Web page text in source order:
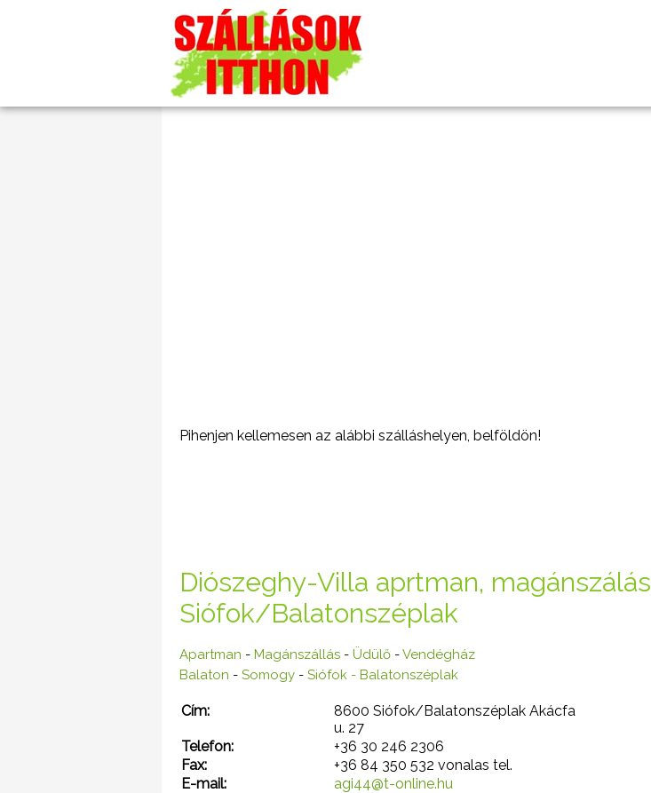
Pihenjen kellemesen az alábbi szálláshelyen, belföldön!
Diószeghy-Villa aprtman, magánszálás
Siófok/Balatonszéplak
Apartman - Magánszállás - Üdülő -Vendégház
Balaton - Somogy - Siófok - Balatonszéplak
Cím:
8600 Siófok/Balatonszéplak Akácfa
u. 27
Telefon:
+36 30 246 2306
Fax:
+36 84 350 532 vonalas tel.
E-mail:
agi44@t-online.hu